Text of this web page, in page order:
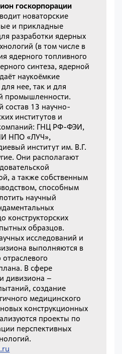
госкорпорации
новаторские
и прикладные
разработки ядерных
(в том числе в
ядерного топливного
синтеза, ядерной
наукоёмкие
нее, так и для
промышленности.
состав 13 научно-
институтов и
ГНЦ РФ-ФЭИ,
НПО «ЛУЧ»,
институт им. В.Г.
Они располагают
а также собственным
способным
научный
конструкторских
образцов.
исследований и
выполняются в
В сфере
дивизиона –
создание
медицинского
конструкционных
проекты по
перспективных